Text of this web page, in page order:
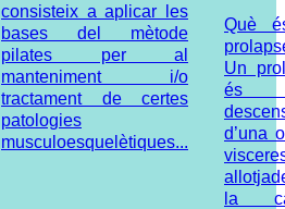
consisteix a aplicar les
bases del mètode
pilates per al
manteniment i/o
tractament de certes
patologies
musculoesquelètiques...
Què
Un
és
d’una
la